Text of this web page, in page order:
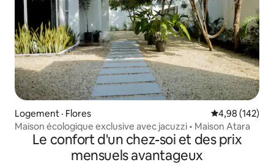
Logement · Flores Note
4,98 (142)
Maison écologique exclusive avec jacuzzi • Maison Atara
Le confort d'un chez-soi et des prix
mensuels avantageux